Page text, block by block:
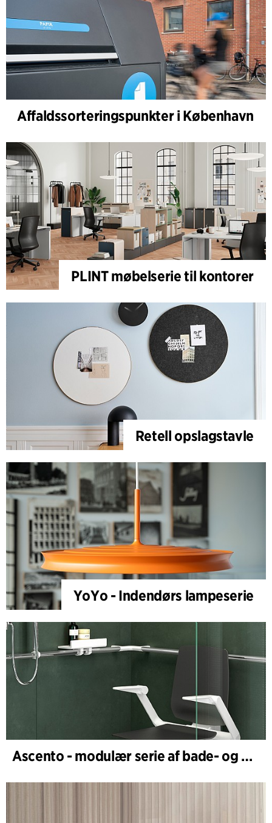
Affaldssorteringspunkter i København
PLINT møbelserie til kontorer
Retell opslagstavle
YoYo - Indendørs lampeserie
Ascento - modulær serie af bade- og brusestole